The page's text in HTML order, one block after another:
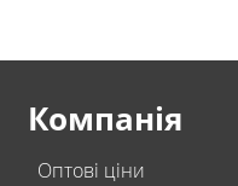
Компанія
Оптові ціни